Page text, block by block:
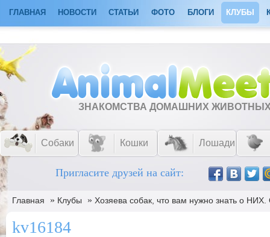
ГЛАВНАЯ НОВОСТИ СТАТЬИ ФОТО БЛОГИ КЛУБЫ
ЗНАКОМСТВА ДОМАШНИХ
Собаки Кошки Лошади
Пригласите друзей на сайт:
Главная » Клубы » Хозяева собак, что вам нужно знать о
kv16184